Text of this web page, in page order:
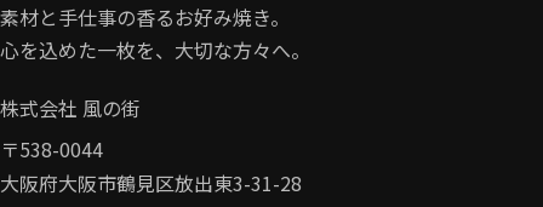
素材と手仕事の香るお好み焼き。
心を込めた一枚を、大切な方々へ。
株式会社 風の街
〒538-0044
大阪府大阪市鶴見区放出東3-31-28